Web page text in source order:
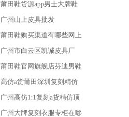
版
莆田鞋货源app男士大牌鞋
怎么买便宜
广州山上皮具批发
莆田鞋购买渠道有哪些网上
买的鞋是假皮
广州市白云区凯诚皮具厂
莆田鞋官网旗舰店芬迪男鞋
尺码在哪买便宜
高仿a货莆田深圳复刻精仿
一比一广州1:1男装秋季商
务衬衫
广州高仿1:1复刻a货精仿顶
级一比一阿玛尼男装全国专
广州大牌复刻衣服专柜在哪